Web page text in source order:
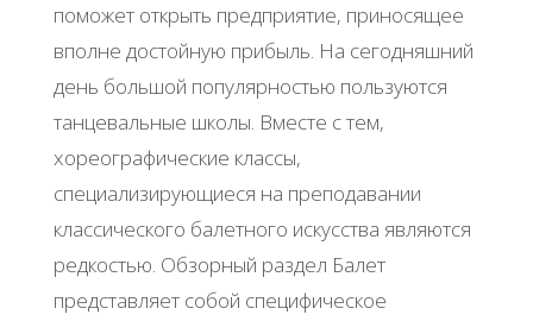
поможет открыть предприятие, приносящее
вполне достойную прибыль. На сегодняшний
день большой популярностью пользуются
танцевальные школы. Вместе с тем,
хореографические классы,
специализирующиеся на преподавании
классического балетного искусства являются
редкостью. Обзорный раздел Балет
представляет собой специфическое